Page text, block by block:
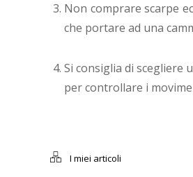
Non comprare scarpe
che portare ad una
Si consiglia di scegliere
per controllare i
I miei articoli